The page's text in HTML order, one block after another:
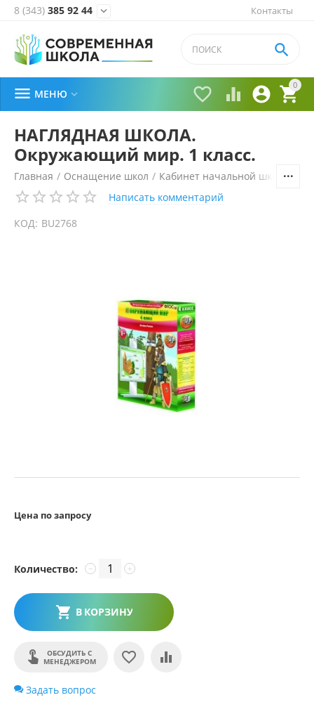
Контакты
8 (343) 385 92 44 
0


 

 МЕНЮ 
НАГЛЯДНАЯ ШКОЛА.
Окружающий мир. 1 класс.
Главная / Оснащение школ / Кабинет начальной школы
Написать комментарий
КОД: BU2768
Цена по запросу
Количество: +
−
В КОРЗИНУ
ОБСУДИТЬ С
МЕНЕДЖЕРОМ
Задать вопрос